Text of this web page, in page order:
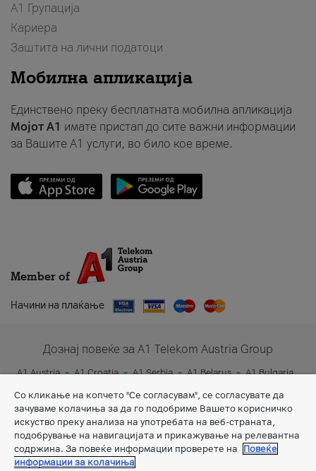
А1 Групација
Кариера
Заштита на лични податоци
Мобилна апликација
Единствено преку бесплатната мобилна апликација
Мојот A1 имате пристап до сите важни информации
за Вашите A1 услуги, во било кое време.
Member of
Начини на плаќање
Дознај повеќе за A1 Telekom Austria Group
A1 Austria A1 Croatia A1 Serbia A1 Belarus
A1 Bulgaria
A1 Slovenia
A1 Digital
Со кликање на копчето "Се согласувам", се согласувате да
зачуваме колачиња за да го подобриме Вашето корисничко
искуство преку анализа на употребата на веб-страната,
подобрување на навигацијата и прикажување на релевантна
содржина. За повеќе информации проверете на
Повеќе
информации за колачиња